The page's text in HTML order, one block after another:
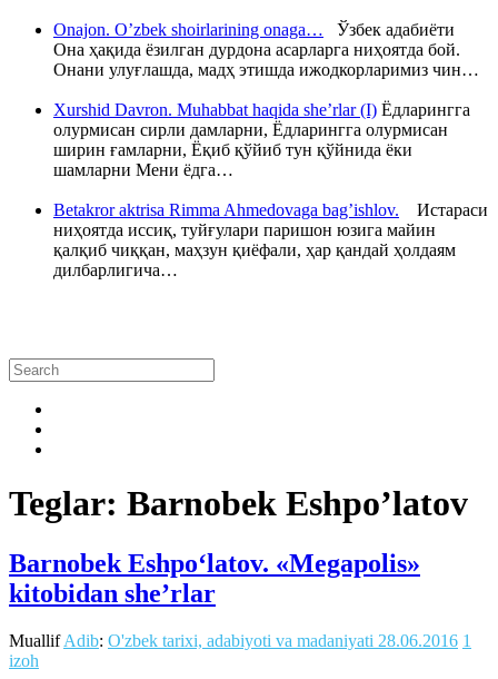
Onajon. O’zbek shoirlarining onaga… Ўзбек адабиёти
Она ҳақида ёзилган дурдона асарларга ниҳоятда бой.
Онани улуғлашда, мадҳ этишда ижодкорларимиз чин…
Xurshid Davron. Muhabbat haqida she’rlar (I) Ёдларингга
олурмисан сирли дамларни, Ёдларингга олурмисан
ширин ғамларни, Ёқиб қўйиб тун қўйнида ёки
шамларни Мени ёдга…
Betakror aktrisa Rimma Ahmedovaga bag’ishlov. Истараси
ниҳоятда иссиқ, туйғулари паришон юзига майин
қалқиб чиққан, маҳзун қиёфали, ҳар қандай ҳолдаям
дилбарлигича…
Teglar: Barnobek Eshpo’latov
Barnobek Eshpo‘latov. «Megapolis»
kitobidan she’rlar
MuallifAdib: O'zbek tarixi, adabiyoti va madaniyati 28.06.2016 1
izoh